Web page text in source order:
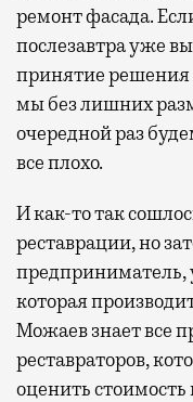
ремонт фасада.
послезавтра уже
принятие
мы без лишних
очередной раз
все плохо.
И как-то так
реставрации, но
которая
Можаев знает все
реставраторов,
оценить